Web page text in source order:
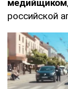
медийщиком
российской